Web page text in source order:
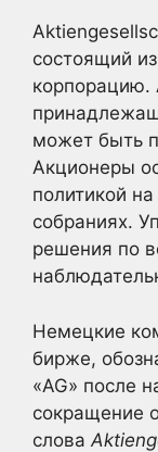
состоящий
корпорацию.
может быть
Акционеры
политикой
собраниях.
решения по
Немецкие
бирже,
«AG» после
сокращение
слова